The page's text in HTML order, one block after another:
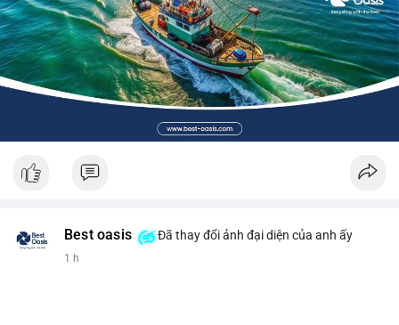
Best oasis Đã thay đổi ảnh đại diện của anh ấy
1 h